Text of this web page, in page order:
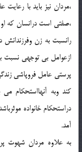
،مردان نيز بايد با
،صفتي است درانسان که
رانسبت به زن
ازعوامل بي توجهي
پرستي عامل فروپاشي
کند وبه آنهااستحکام
دراستحکام خانواده
آمد.
به علاوه مردان شهوت